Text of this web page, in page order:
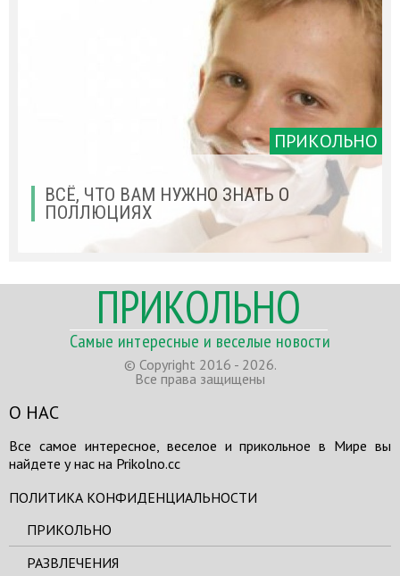
ПРИКОЛЬНО
ВСЁ, ЧТО ВАМ НУЖНО ЗНАТЬ О
ПОЛЛЮЦИЯХ
ПРИКОЛЬНО
Самые интересные и веселые новости
© Copyright 2016 - 2026.
Все права защищены
О НАС
Все самое интересное, веселое и прикольное в Мире вы
найдете у нас на Prikolno.cc
ПОЛИТИКА КОНФИДЕНЦИАЛЬНОСТИ
ПРИКОЛЬНО
РАЗВЛЕЧЕНИЯ